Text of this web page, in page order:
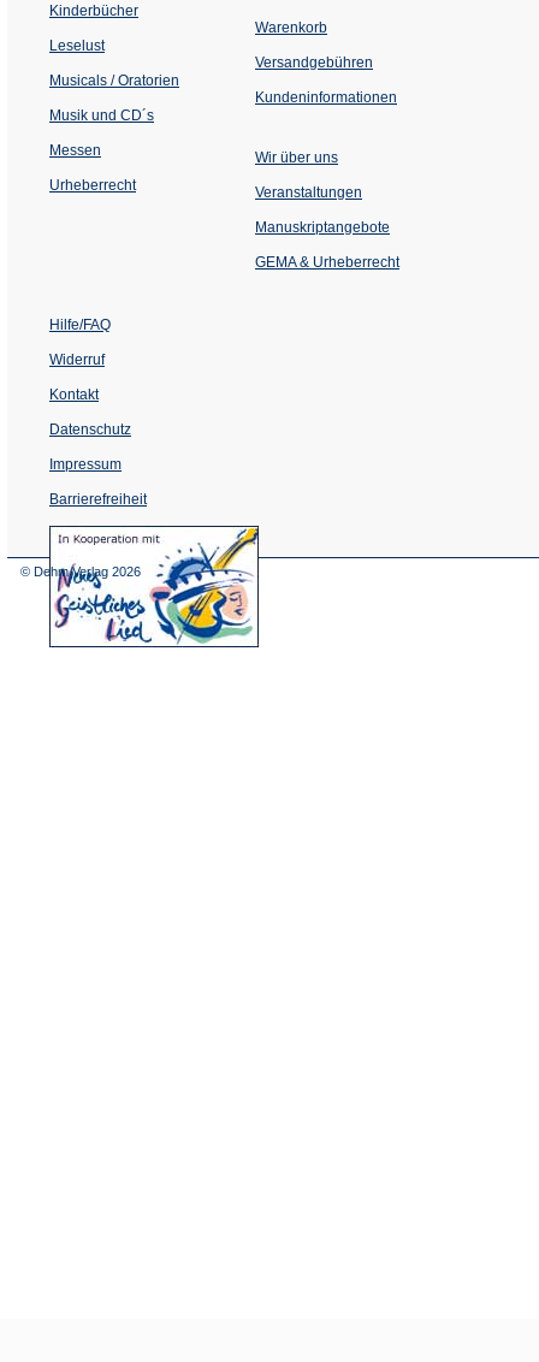
Kinderbücher
Leselust
Musicals / Oratorien
Musik und CD´s
Messen
Urheberrecht
Warenkorb
Versandgebühren
Kundeninformationen
Wir über uns
Veranstaltungen
einem
Tab)
Manuskriptangebote
GEMA & Urheberrecht
Hilfe/FAQ
Widerruf
Kontakt
Datenschutz
Impressum
Barrierefreiheit
(Öffnet
in
© Dehm Verlag 2026